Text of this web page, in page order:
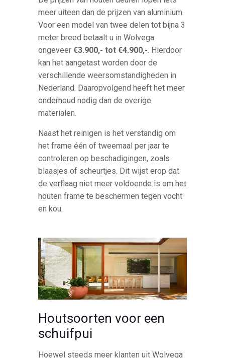
meer uiteen dan de prijzen van aluminium.
Voor een model van twee delen tot bijna 3
meter breed betaalt u in Wolvega
ongeveer€3.900,- tot €4.900,-. Hierdoor
kan het aangetast worden door de
verschillende weersomstandigheden in
Nederland. Daaropvolgend heeft het meer
onderhoud nodig dan de overige
materialen.
Naast het reinigen is het verstandig om
het frame één of tweemaal per jaar te
controleren op beschadigingen, zoals
blaasjes of scheurtjes. Dit wijst erop dat
de verflaag niet meer voldoende is om het
houten frame te beschermen tegen vocht
en kou.
Houtsoorten voor een
schuifpui
Hoewel steeds meer klanten uit Wolvega